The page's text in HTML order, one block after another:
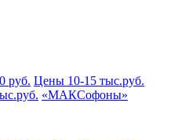
руб. Цены 10-15 тыс.руб.
«МАКСофоны»